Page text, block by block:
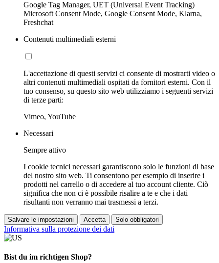
Google Tag Manager, UET (Universal Event Tracking)
Microsoft Consent Mode, Google Consent Mode, Klarna,
Freshchat
Contenuti multimediali esterni
L'accettazione di questi servizi ci consente di mostrarti video o
altri contenuti multimediali ospitati da fornitori esterni. Con il
tuo consenso, su questo sito web utilizziamo i seguenti servizi
di terze parti:
Vimeo, YouTube
Necessari
Sempre attivo
I cookie tecnici necessari garantiscono solo le funzioni di base
del nostro sito web. Ti consentono per esempio di inserire i
prodotti nel carrello o di accedere al tuo account cliente. Ciò
significa che non ci è possibile risalire a te e che i dati
risultanti non verranno mai trasmessi a terzi.
Salvare le impostazioni Accetta Solo obbligatori
Informativa sulla protezione dei dati
Bist du im richtigen Shop?